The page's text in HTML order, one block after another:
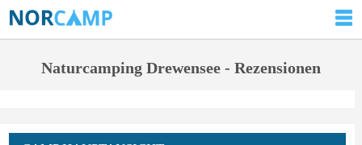
Naturcamping Drewensee - Rezensionen